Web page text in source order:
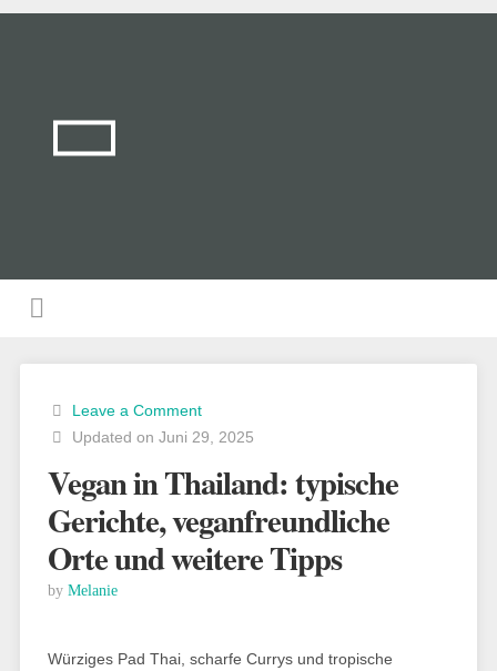
Leave a Comment
Updated on Juni 29, 2025
Vegan in Thailand: typische
Gerichte, veganfreundliche
Orte und weitere Tipps
by Melanie
Würziges Pad Thai, scharfe Currys und tropische